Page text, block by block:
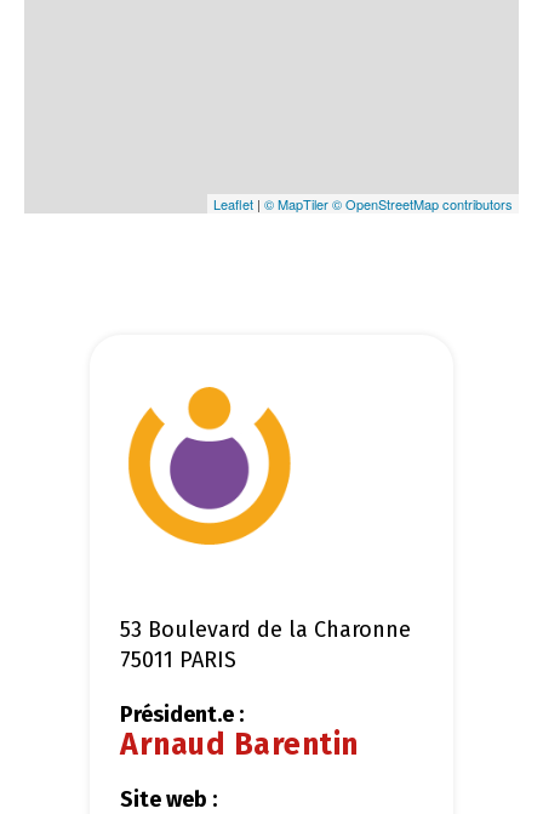
Leaflet | © MapTiler© OpenStreetMap contributors
53 Boulevard de la Charonne
75011 PARIS
Président.e :
Arnaud Barentin
Site web :